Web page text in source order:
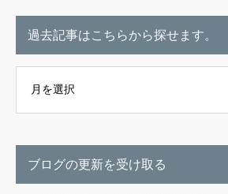
過去記事はこちらから探せます。
ブログの更新を受け取る